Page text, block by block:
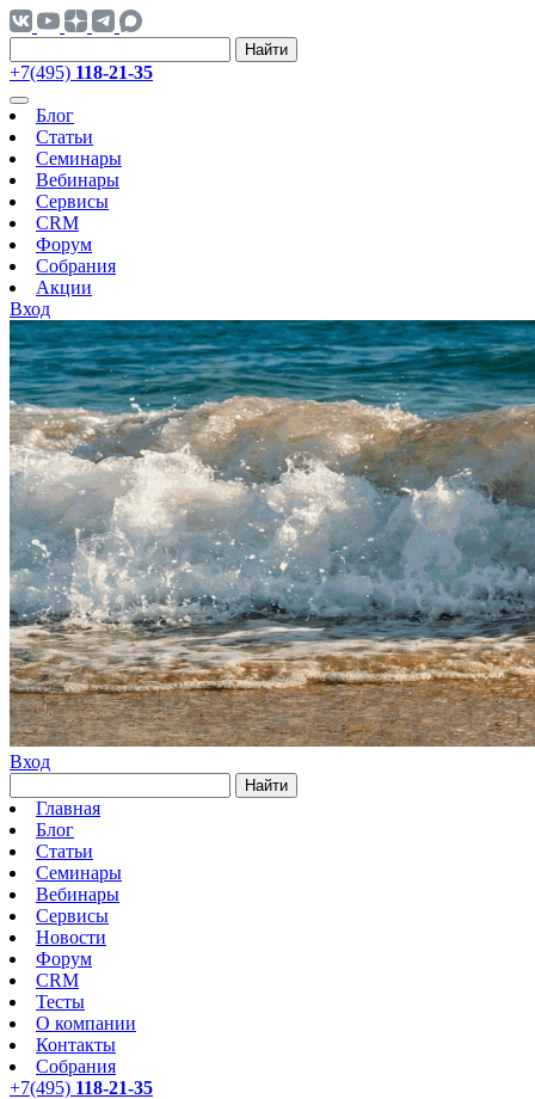
Найти
+7(495) 118-21-35
Блог
Статьи
Семинары
Вебинары
Сервисы
CRM
Форум
Собрания
Акции
Вход
Вход
Найти
Главная
Блог
Статьи
Семинары
Вебинары
Сервисы
Новости
Форум
CRM
Тесты
О компании
Контакты
Собрания
+7(495) 118-21-35